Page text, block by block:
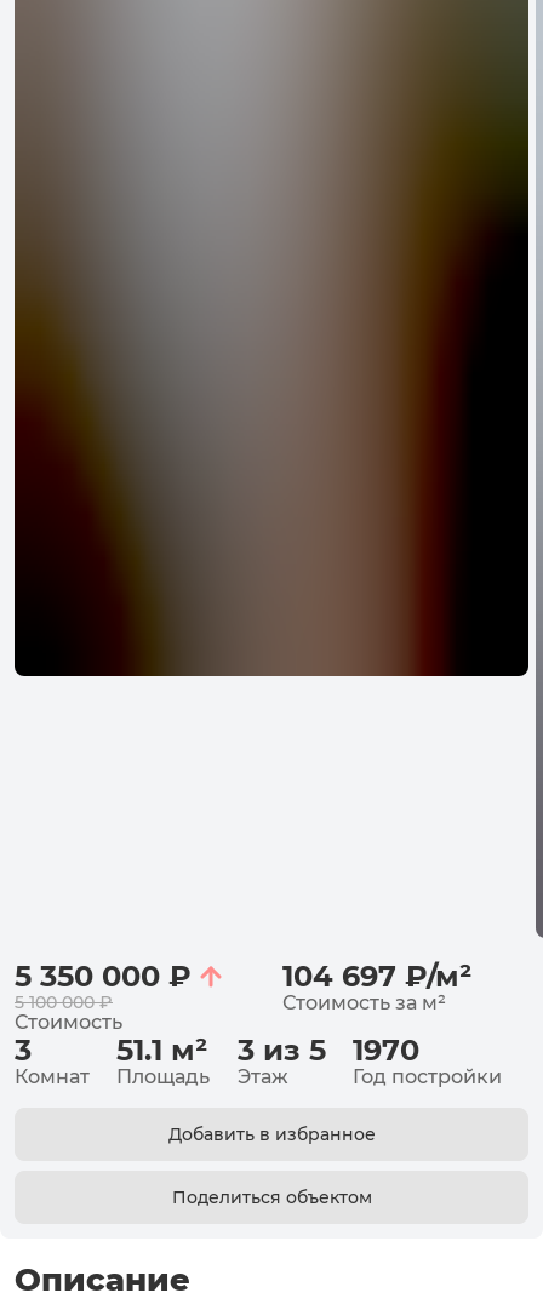
5 350 000 ₽
5 100 000 ₽
Стоимость
104 697 ₽/м²
Стоимость за м²
3
Комнат
51.1 м²
Площадь
3 из 5
Этаж
1970
Год постройки
Добавить в избранное
Поделиться объектом
Описание